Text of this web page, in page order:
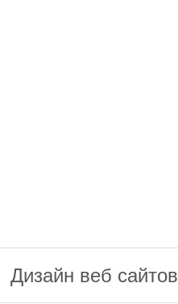
Дизайн веб сайтов